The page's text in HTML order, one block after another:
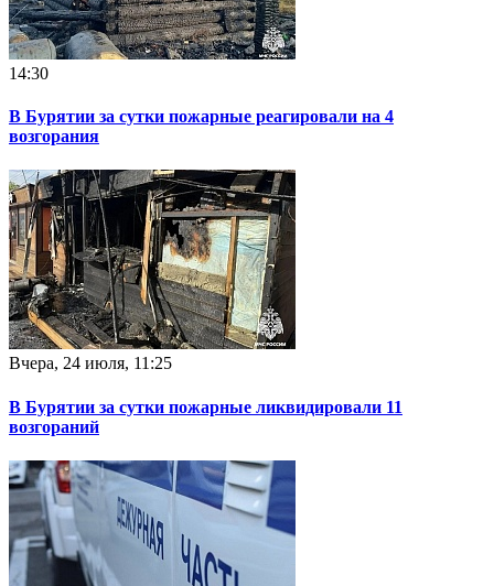
14:30
В Бурятии за сутки пожарные реагировали на 4
возгорания
Вчера, 24 июля, 11:25
В Бурятии за сутки пожарные ликвидировали 11
возгораний